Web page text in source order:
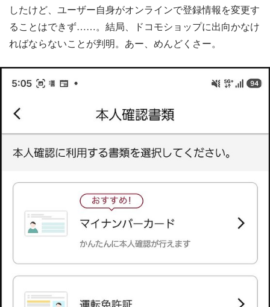
したけど、ユーザー自身がオンラインで登録情報を変更す
ることはできず……。結局、ドコモショップに出向かなけ
ればならないことが判明。あー、めんどくさー。